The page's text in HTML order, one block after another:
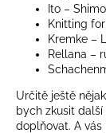
Ito – Shimo
Knitting
Kremke –
Rellana –
Určitě ještě
bych zkusit
doplňovat. A vás